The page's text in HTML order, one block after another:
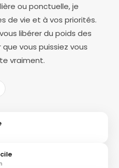
ou ponctuelle, je
de vie et à vos priorités.
libérer du poids des
vous puissiez vous
vraiment.